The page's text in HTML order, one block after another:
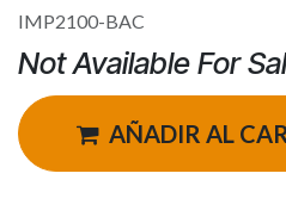
IMP2100-BAC
Not Available For
AÑADIR AL